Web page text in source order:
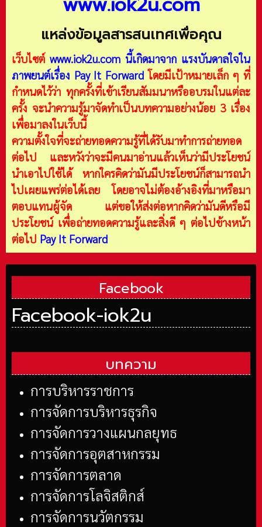
แหล่งข้อมูลสารสนเทศเพื่อคุณ
เว็บไซต์ www.iok2u.com นี้เกิดมาจาก แรงบันดาลใจใน
ภาพยนต์เรื่อง Pay It Forward โดยมีเป้าหมายเล็ก ๆ ที่
กำหนดไว้ว่า ทุกครั้งที่เข้าเรียนสัมมนาหรืออบรมในแต่ละ
ครั้ง จะนำความรู้มาจัดทำเป็นบทความอย่างน้อย 3 เรื่อง
เพื่อมาลงในเว็บนี้
ความตั้งใจที่จะถ่ายทอดความรู้ที่ได้รับมาทำการถ่ายทอด
ต่อไป และหวังว่าจะมีคนมาอ่านแล้วเห็นว่ามีประโยชน์
นำเอาไปใช้ได้ หากใครคิดว่ามันมีประโยชน์ก็สามารถนำ
ไปเผยแพร่ต่อได้เลย โดยอาจไม่ต้องอ้างอิงที่มาหรือมา
ตอบแทนผู้จัด แต่ขอให้ส่งต่อหากคิดว่ามันดีหรือมี
ประโยชน์ เพื่อถ่ายทอดความรู้และสิ่งดี ๆ ต่อไปข้างหน้า
ต่อไป Pay It Forward
Facebook
Facebook-iok2u
บทความ
การบริหารราชการ
การจัดการบริหารธุรกิจ
การจัดการวางแผนกลยุทธ
การจัดการอุตสาหกรรม
การจัดการตลาด
การจัดการโลจิสติกส์
การจัดการนวัตกรรม